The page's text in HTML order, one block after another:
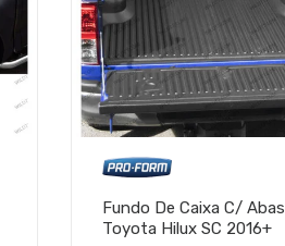
Fundo De Caixa C/ Abas
Toyota Hilux SC 2016+